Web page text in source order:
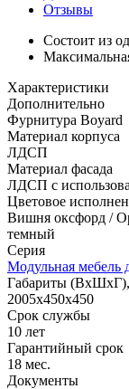
Отзывы
Состоит из
Характеристики
Дополнительно
Фурнитура Boyard
Материал корпуса
ЛДСП
Материал фасада
ЛДСП с
Цветовое
Вишня оксфорд /
темный
Серия
Модульная мебель
Габариты
2005х450х450
Срок службы
10 лет
Гарантийный срок
18 мес.
Документы